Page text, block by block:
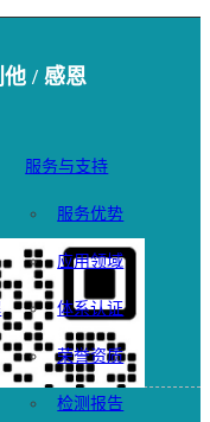
/ 感恩
服务与支持
服务优势
应用领域
体系认证
荣誉资质
检测报告